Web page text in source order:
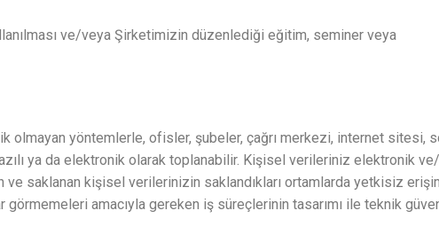
ve/veya Şirketimizin düzenlediği eğitim, seminer veya
olmayan yöntemlerle, ofisler, şubeler, çağrı merkezi, internet sitesi,
ya da elektronik olarak toplanabilir. Kişisel verileriniz elektronik
saklanan kişisel verilerinizin saklandıkları ortamlarda yetkisiz
görmemeleri amacıyla gereken iş süreçlerinin tasarımı ile teknik